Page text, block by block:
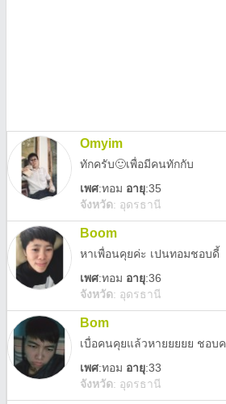
Omyim
ทักครับ🙂เพื่อมีคนทักกับ
เพศ:ทอม อายุ:35
จังหวัด: อุดรธานี
Boom
หาเพื่อนคุยค่ะ เปนทอมชอบดี้
เพศ:ทอม อายุ:36
จังหวัด: อุดรธานี
Bom
เบื่อคนคุยแล้วหายยยยย ชอบ
เพศ:ทอม อายุ:33
จังหวัด: อุดรธานี